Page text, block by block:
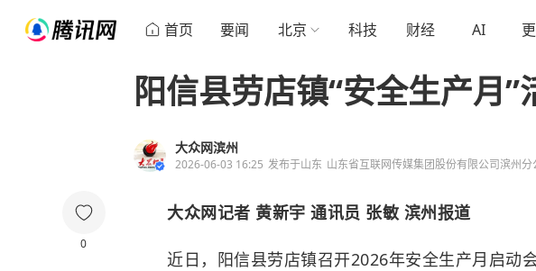
首页 要闻 北京 科技 财经 AI
0
阳信县劳店镇“安全生产月”
大众网滨州
2026-06-03 16:25 发布于山东 山东省互联网传媒集团股份有限公司滨州分
大众网记者 黄新宇 通讯员 张敏 滨州报道
近日，阳信县劳店镇召开2026年安全生产月启动